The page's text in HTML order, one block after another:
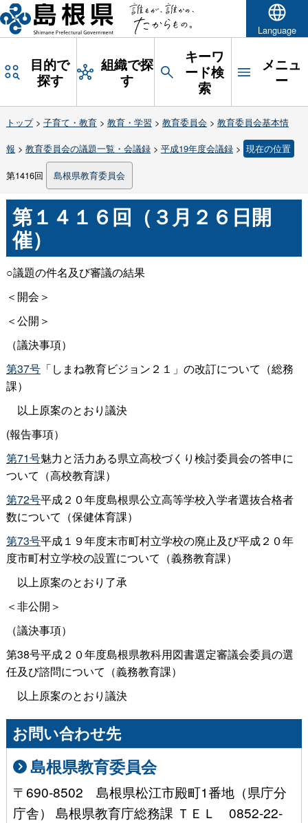
Language
目的で
探す
組織で探
す
キーワ
ード検
索
メニュ
ー
トップ> 子育て・教育> 教育・学習 > 教育委員会 > 教育委員会基本情
報 > 教育委員会の議題一覧・会議録> 平成19年度会議録> 現在の位置
第1416回 島根県教育委員会
第１４１６回（３月２６日開
催）
○議題の件名及び審議の結果
＜開会＞
＜公開＞
（議決事項）
第37号「しまね教育ビジョン２１」の改訂について（総務
課）
以上原案のとおり議決
(報告事項）
第71号魅力と活力ある県立高校づくり検討委員会の答申に
ついて（高校教育課）
第72号平成２０年度島根県公立高等学校入学者選抜合格者
数について（保健体育課）
第73号平成１９年度末市町村立学校の廃止及び平成２０年
度市町村立学校の設置について（義務教育課）
以上原案のとおり了承
＜非公開＞
（議決事項）
第38号平成２０年度島根県教科用図書選定審議会委員の選
任及び諮問について（義務教育課）
以上原案のとおり議決
お問い合わせ先
島根県教育委員会
〒690-8502 島根県松江市殿町1番地（県庁分
庁舎） 島根県教育庁総務課 ＴＥＬ 0852-22-